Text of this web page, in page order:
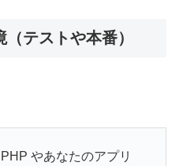
テストや本番）
やあなたのアプリ